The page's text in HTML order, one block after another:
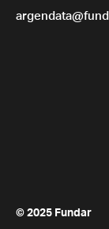
© 2025 Fundar